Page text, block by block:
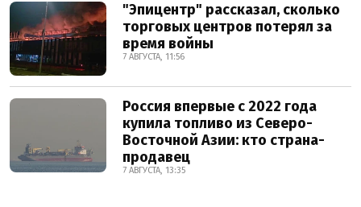
"Эпицентр" рассказал, сколько
торговых центров потерял за
время войны
7 АВГУСТА, 11:56
Россия впервые с 2022 года
купила топливо из Северо-
Восточной Азии: кто страна-
продавец
7 АВГУСТА, 13:35